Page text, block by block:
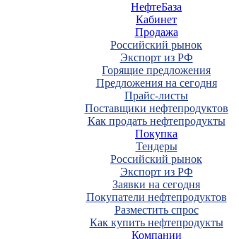
НефтеБаза
Кабинет
Продажа
Российский рынок
Экспорт из РФ
Горящие предложения
Предложения на сегодня
Прайс-листы
Поставщики нефтепродуктов
Как продать нефтепродукты
Покупка
Тендеры
Российский рынок
Экспорт из РФ
Заявки на сегодня
Покупатели нефтепродуктов
Разместить спрос
Как купить нефтепродукты
Компании